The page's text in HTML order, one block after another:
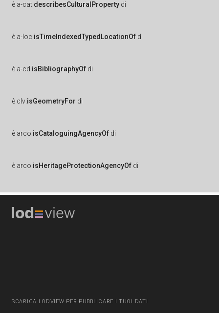
è a-cat:describesCulturalProperty di
è a-loc:isTimeIndexedTypedLocationOf di
è a-cd:isBibliographyOf di
è clv:isGeometryFor di
è arco:isCataloguingAgencyOf di
è arco:isHeritageProtectionAgencyOf di
SCARICA LODVIEW PER PUBBLICARE I TUOI DATI